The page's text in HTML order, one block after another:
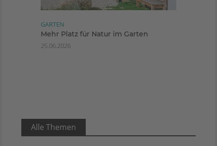
GARTEN
Mehr Platz für Natur im Garten
25.06.2026
Alle Themen